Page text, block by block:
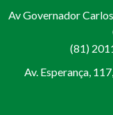
Av Governador
(81)
Av. Esperança,